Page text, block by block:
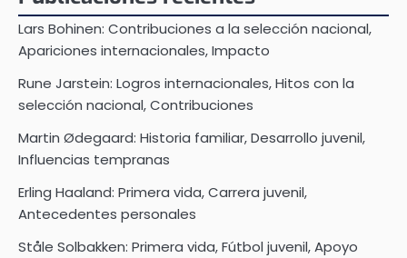
Lars Bohinen: Contribuciones a la selección nacional,
Apariciones internacionales, Impacto
Rune Jarstein: Logros internacionales, Hitos con la
selección nacional, Contribuciones
Martin Ødegaard: Historia familiar, Desarrollo juvenil,
Influencias tempranas
Erling Haaland: Primera vida, Carrera juvenil,
Antecedentes personales
Ståle Solbakken: Primera vida, Fútbol juvenil, Apoyo